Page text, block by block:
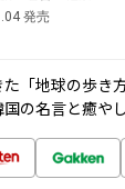
発売
「地球の歩き
の名言と癒や